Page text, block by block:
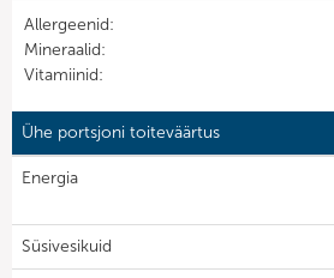
Allergeenid:
Mineraalid:
Vitamiinid:
Ühe portsjoni toiteväärtus
Energia
Süsivesikuid